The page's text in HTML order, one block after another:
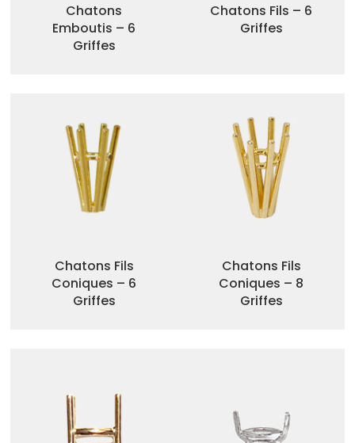
Chatons
Emboutis – 6
Griffes
Chatons Fils – 6
Griffes
Chatons Fils
Coniques – 6
Griffes
Chatons Fils
Coniques – 8
Griffes